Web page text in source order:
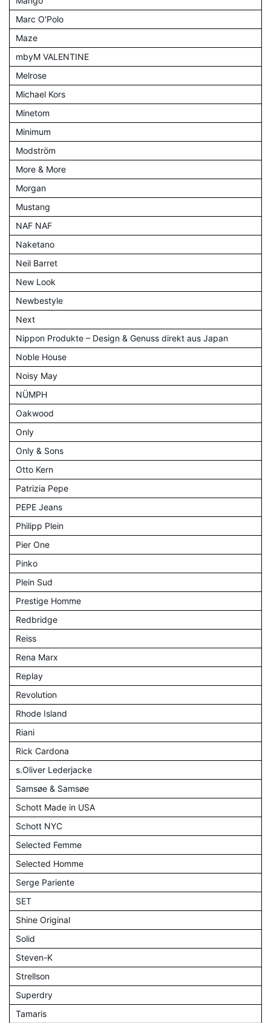
Marc O'Polo
Maze
mbyM VALENTINE
Melrose
Michael Kors
Minetom
Minimum
Modström
More & More
Morgan
Mustang
NAF NAF
Naketano
Neil Barret
New Look
Newbestyle
Next
Nippon Produkte – Design & Genuss direkt aus Japan
Noble House
Noisy May
NÜMPH
Oakwood
Only
Only & Sons
Otto Kern
Patrizia Pepe
PEPE Jeans
Philipp Plein
Pier One
Pinko
Plein Sud
Prestige Homme
Redbridge
Reiss
Rena Marx
Replay
Revolution
Rhode Island
Riani
Rick Cardona
s.Oliver Lederjacke
Samsøe & Samsøe
Schott Made in USA
Schott NYC
Selected Femme
Selected Homme
Serge Pariente
SET
Shine Original
Solid
Steven-K
Strellson
Superdry
Tamaris